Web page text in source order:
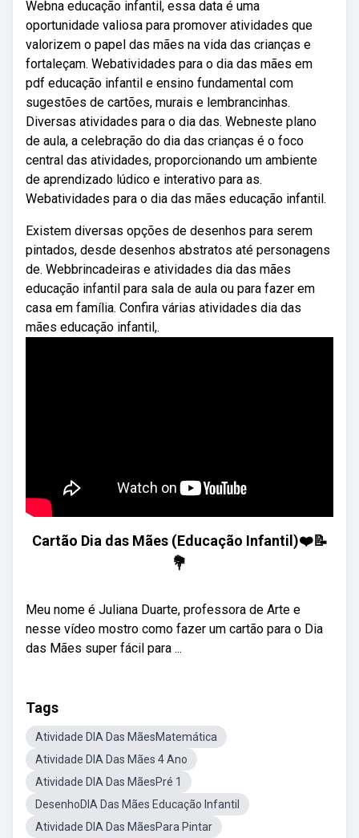
Webna educação infantil, essa data é uma
oportunidade valiosa para promover atividades que
valorizem o papel das mães na vida das crianças e
fortaleçam. Webatividades para o dia das mães em
pdf educação infantil e ensino fundamental com
sugestões de cartões, murais e lembrancinhas.
Diversas atividades para o dia das. Webneste plano
de aula, a celebração do dia das crianças é o foco
central das atividades, proporcionando um ambiente
de aprendizado lúdico e interativo para as.
Webatividades para o dia das mães educação infantil.
Existem diversas opções de desenhos para serem
pintados, desde desenhos abstratos até personagens
de. Webbrincadeiras e atividades dia das mães
educação infantil para sala de aula ou para fazer em
casa em família. Confira várias atividades dia das
mães educação infantil,.
Cartão Dia das Mães (Educação Infantil)❤️📝
💐
Meu nome é Juliana Duarte, professora de Arte e
nesse vídeo mostro como fazer um cartão para o Dia
das Mães super fácil para ...
Tags
Atividade DIA Das MãesMatemática
Atividade DIA Das Mães 4 Ano
Atividade DIA Das MãesPré 1
DesenhoDIA Das Mães Educação Infantil
Atividade DIA Das MãesPara Pintar